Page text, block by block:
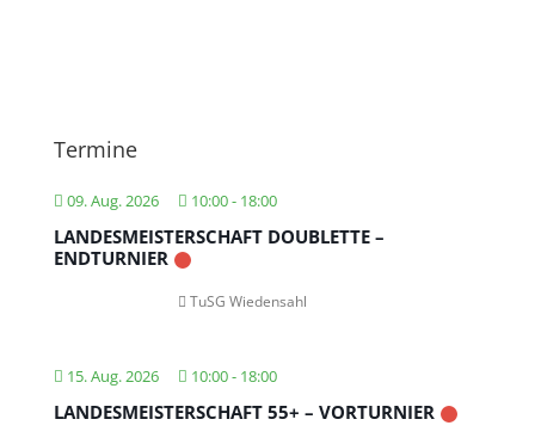
Termine
09. Aug. 2026 10:00- 18:00
LANDESMEISTERSCHAFT DOUBLETTE –
ENDTURNIER
TuSG Wiedensahl
15. Aug. 2026 10:00- 18:00
LANDESMEISTERSCHAFT 55+ – VORTURNIER